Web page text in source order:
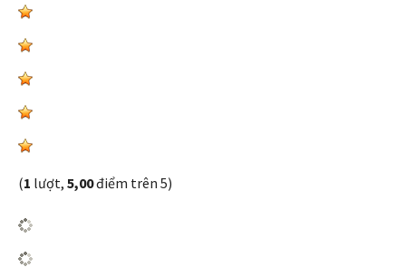
(1 lượt, 5,00điểm trên 5)